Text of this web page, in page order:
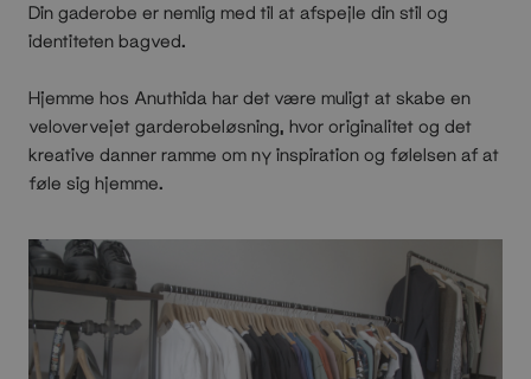
Din gaderobe er nemlig med til at afspejle din stil og
identiteten bagved.
Hjemme hos Anuthida har det være muligt at skabe en
velovervejet garderobeløsning, hvor originalitet og det
kreative danner ramme om ny inspiration og følelsen af at
føle sig hjemme.